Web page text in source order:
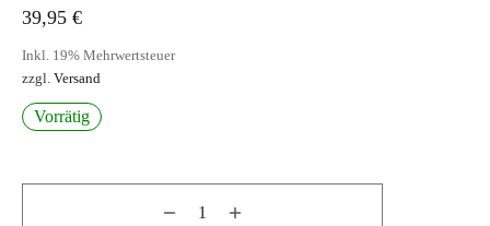
39,95 €
Inkl. 19% Mehrwertsteuer
zzgl. Versand
Vorrätig